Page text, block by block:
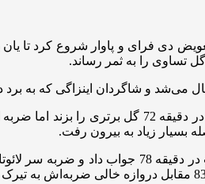
تساوی را به ثمر رساند.
روی فشار حملات اینتر خیلی نزدیک بود
بسیار زیاد به بیرون رفت.
در نهایت تلاش‌های اینتر روی